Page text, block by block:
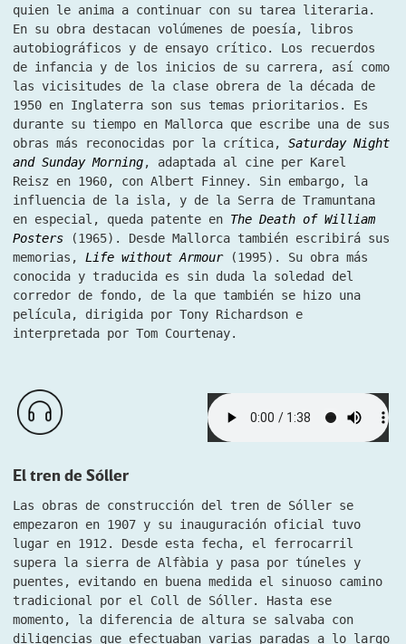
quien le anima a continuar con su tarea literaria.
En su obra destacan volúmenes de poesía, libros
autobiográficos y de ensayo crítico. Los recuerdos
de infancia y de los inicios de su carrera, así como
las vicisitudes de la clase obrera de la década de
1950 en Inglaterra son sus temas prioritarios. Es
durante su tiempo en Mallorca que escribe una de sus
obras más reconocidas por la crítica, Saturday Night
and Sunday Morning,
adaptada al cine per Karel
Reisz en 1960, con Albert Finney. Sin embargo, la
influencia de la isla, y de la Serra de Tramuntana
en especial, queda patente en The Death of William
Posters(1965). Desde Mallorca también escribirá sus
memorias, Life without Armour(1995). Su obra más
conocida y traducida es sin duda la soledad del
corredor de fondo,
de la que también se hizo una
película, dirigida por Tony Richardson e
interpretada por Tom Courtenay.
El tren de Sóller
Las obras de construcción del tren de Sóller se
empezaron en 1907 y su inauguración oficial tuvo
lugar en 1912. Desde esta fecha, el ferrocarril
supera la sierra de Alfàbia y pasa por túneles y
puentes, evitando en buena medida el sinuoso camino
tradicional por el Coll de Sóller. Hasta ese
momento, la diferencia de altura se salvaba con
diligencias que efectuaban varias paradas a lo largo